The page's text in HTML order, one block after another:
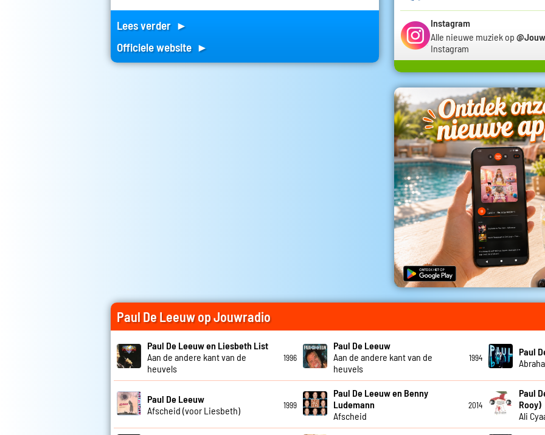
Lees verder ►
Officiele website ►
Instagram
Alle nieuwe muziek op
Instagram
Paul De Leeuw op Jouwradio
Paul De Leeuw en Liesbeth List
Aan de andere kant van de
heuvels
1996
Paul De Leeuw
Aan de andere kant van de
heuvels
1994
Paul
Paul De Leeuw
Afscheid (voor Liesbeth)
1999
Paul De Leeuw en Benny
Ludemann
Afscheid
2014
Paul
Rooy)
Ali